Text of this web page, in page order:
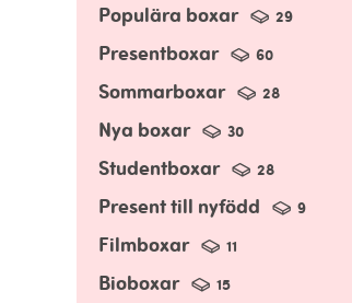
Populära boxar 29
Presentboxar 60
Sommarboxar 28
Nya boxar 30
Studentboxar 28
Present till nyfödd 9
Filmboxar 11
Bioboxar 15